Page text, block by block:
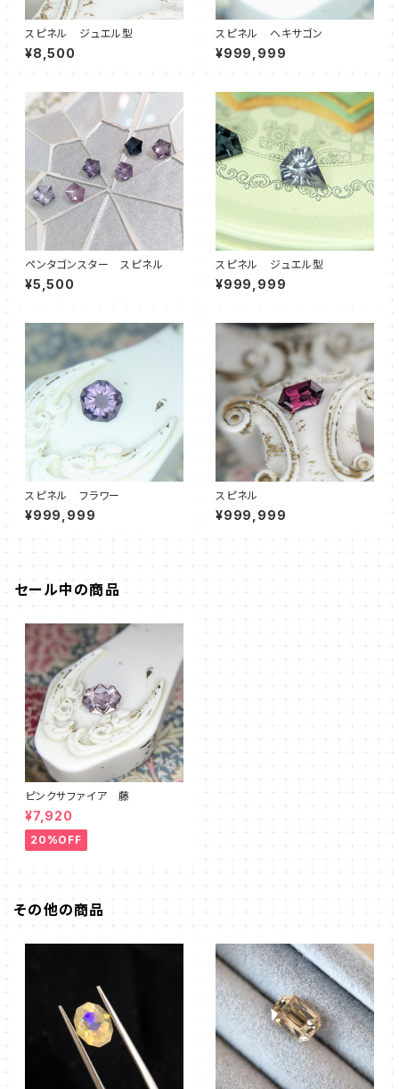
スピネル ジュエル型
¥8,500
スピネル ヘキサゴン
¥999,999
ペンタゴンスター スピネル
¥5,500
スピネル ジュエル型
¥999,999
スピネル フラワー
¥999,999
スピネル
¥999,999
セール中の商品
ピンクサファイア 藤
¥7,920
20%OFF
その他の商品